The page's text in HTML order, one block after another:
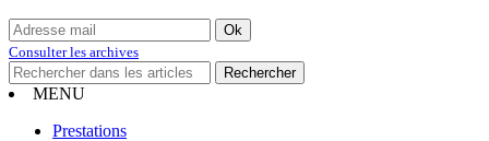
Consulter les archives
MENU
Prestations